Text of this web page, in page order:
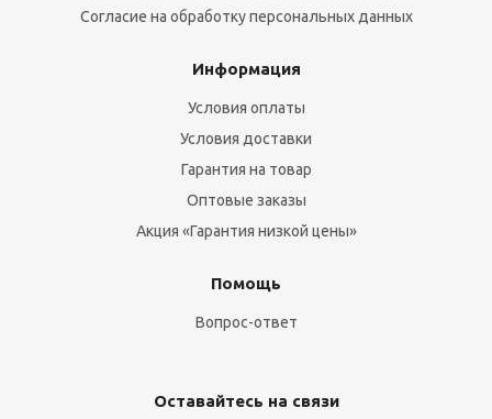
Согласие на обработку персональных данных
Информация
Условия оплаты
Условия доставки
Гарантия на товар
Оптовые заказы
Акция «Гарантия низкой цены»
Помощь
Вопрос-ответ
Оставайтесь на связи